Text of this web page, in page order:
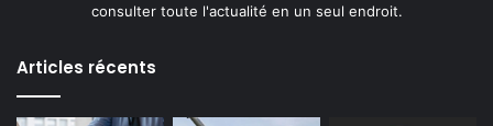
consulter toute l'actualité en un seul endroit.
Articles récents